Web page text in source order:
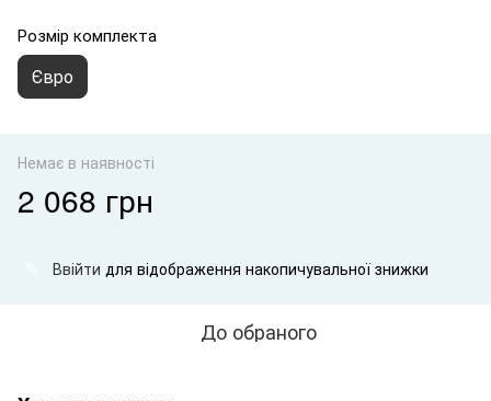
Розмір комплекта
Євро
Немає в наявності
2 068 грн
Ввійти для відображення накопичувальної знижки
До обраного